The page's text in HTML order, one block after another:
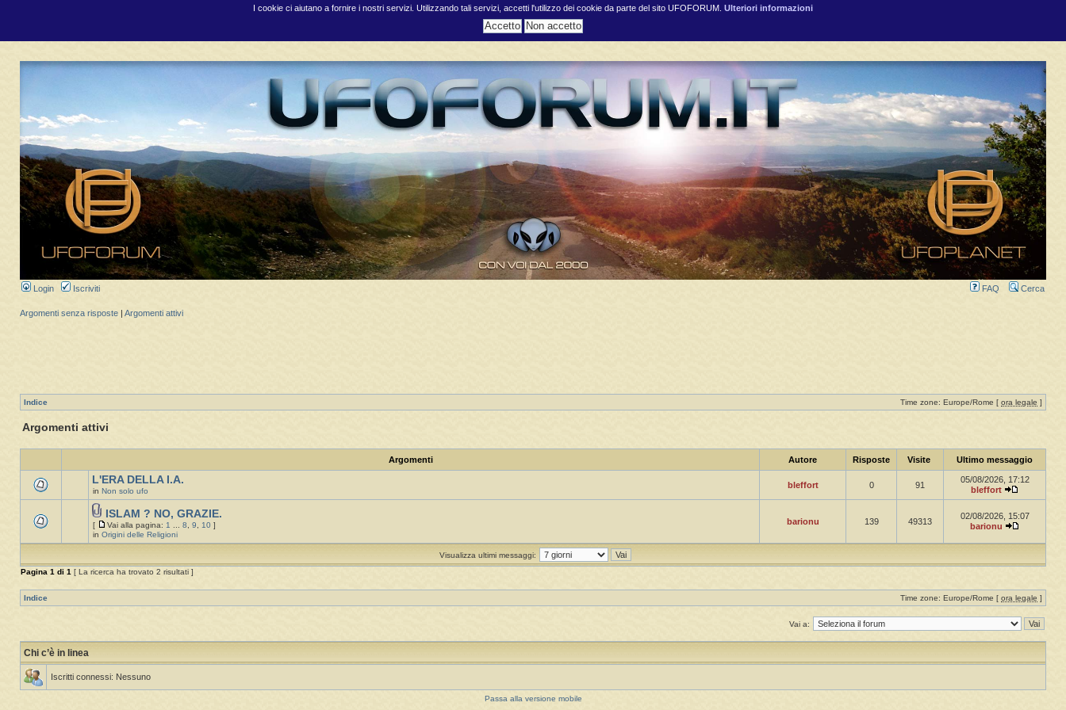
I cookie ci aiutano a fornire i nostri servizi. Utilizzando tali servizi, accetti l'utilizzo dei cookie da parte del sito UFOFORUM. Ulteriori informazioni
Login Iscriviti FAQ Cerca
Argomenti senza risposte Argomenti attivi
Indice Time zone: Europe/Rome [ ora legale ]
Argomenti attivi
Argomenti Autore Risposte Visite Ultimo messaggio
L'ERA DELLA I.A.
in Non solo ufo
bleffort 0 91
05/08/2026, 17:12
bleffort
ISLAM ? NO, GRAZIE.
[ Vai alla pagina: 1 ... 8, 9, 10 ]
in Origini delle Religioni
barionu 139 49313
02/08/2026, 15:07
barionu
Visualizza ultimi messaggi:
Pagina 1 di 1 [ La ricerca ha trovato 2 risultati ]
Indice Time zone: Europe/Rome [ ora legale ]
Vai a:
Chi c’è in linea
Iscritti connessi: Nessuno
Passa alla versione mobile